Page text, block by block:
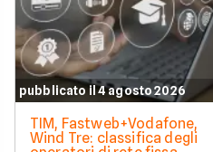
pubblicato il 4 agosto 2026
TIM, Fastweb+Vodafone,
Wind Tre: classifica degli